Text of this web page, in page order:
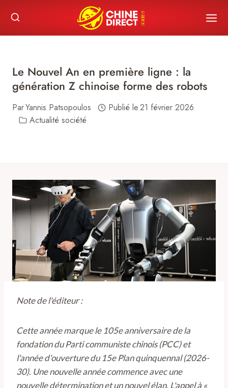
content
Le Nouvel An en première ligne : la
génération Z chinoise forme des robots
ParYannis Patsopoulos Publié le21 février 2026
Actualité société
Note de l'éditeur :
Cette année marque le 105e anniversaire de la
fondation du Parti communiste chinois (PCC) et
l'année d'ouverture du 15e Plan quinquennal (2026-
30). Une nouvelle année commence avec une
nouvelle détermination et un nouvel élan. L'appel à «